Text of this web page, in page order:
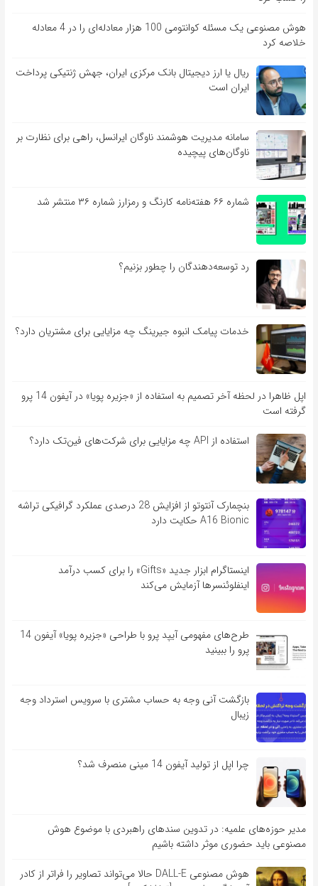
هوش مصنوعی یک مسئله کوانتومی 100 هزار معادله‌‎ای را در 4 معادله
خلاصه کرد
ریال یا ارز دیجیتال بانک مرکزی ایران، جهش ژنتیکی پرداخت
ایران است
سامانه مدیریت هوشمند ناوگان ایرانسل، راهی برای نظارت بر
ناوگان‌های پیچیده
شماره ۶۶ هفته‌نامه کارنگ و رمزارز شماره ۳۶ منتشر شد
رد توسعه‌دهندگان را چطور بزنیم؟
خدمات پیامک انبوه جیرینگ چه مزایایی برای مشتریان دارد؟
اپل ظاهرا در لحظه آخر تصمیم به استفاده از «جزیره پویا» در آیفون 14 پرو
گرفته است
استفاده از API چه مزایایی برای شرکت‌های فین‌تک دارد؟
بنچمارک آنتوتو از افزایش 28 درصدی عملکرد گرافیکی تراشه
A16 Bionic حکایت دارد
اینستاگرام ابزار جدید «Gifts» را برای کسب درآمد
اینفلوئنسرها آزمایش می‌کند
طرح‌های مفهومی آیپد پرو با طراحی «جزیره پویا» آیفون 14
پرو را ببینید
بازگشت آنی وجه به حساب مشتری با سرویس استرداد وجه
زیبال
چرا اپل از تولید آیفون 14 مینی منصرف شد؟
مدیر حوزه‌های علمیه: در تدوین سندهای راهبردی با موضوع هوش
مصنوعی باید حضوری موثر داشته باشیم
هوش مصنوعی DALL-E حالا می‌تواند تصاویر را فراتر از کادر